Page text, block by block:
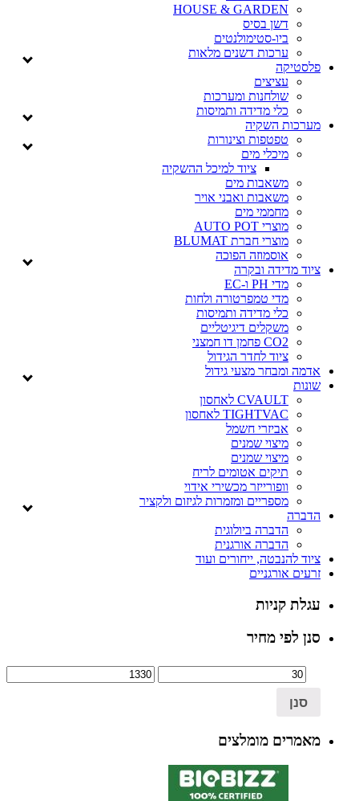
HOUSE & GARDEN
דשן בסיס
ביו-סטימולנטים
ערכות דשנים מלאות
פלסטיקה
עציצים
שולחנות ומערכות
כלי מדידה ותמיסות
מערכות השקיה
טפטפות וצינורות
מיכלי מים
ציוד למיכל ההשקיה
משאבות מים
משאבות ואבני אויר
מחממי מים
מוצרי AUTO POT
מוצרי חברת BLUMAT
אוסמוזה הפוכה
ציוד מדידה ובקרה
מדי PH ו-EC
מדי טמפרטורה ולחות
כלי מדידה ותמיסות
משקלים דיגיטליים
CO2 פחמן דו חמצני
ציוד לחדר הגידול
אדמה ומבחר מצעי גידול
שונות
CVAULT לאחסון
TIGHTVAC לאחסון
אביזרי חשמל
מיצוי שמנים
מיצוי שמנים
תיקים אטומים לריח
וופורייזר מכשירי אידוי
מספריים ומזמרות לגיזום ולקציר
הדברה
הדברה ביולוגית
הדברה אורגנית
ציוד להנבטה, ייחורים ועוד
זרעים אורגניים
עגלת קניות
סנן לפי מחיר
סנן
מאמרים מומלצים